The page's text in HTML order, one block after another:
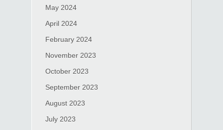
May 2024
April 2024
February 2024
November 2023
October 2023
September 2023
August 2023
July 2023